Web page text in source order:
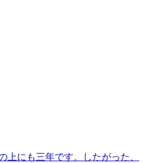
上にも三年です。したがった、